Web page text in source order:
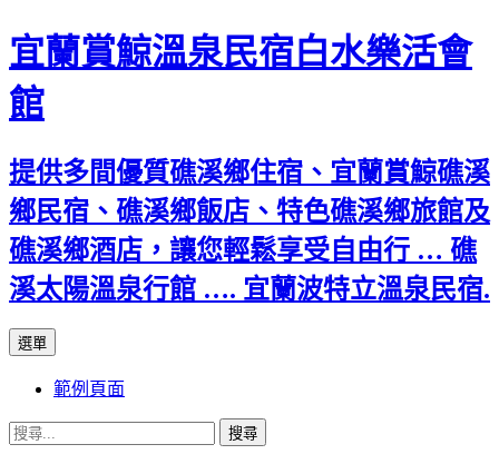
宜蘭賞鯨溫泉民宿白水樂活會
館
提供多間優質礁溪鄉住宿、宜蘭賞鯨礁溪
鄉民宿、礁溪鄉飯店、特色礁溪鄉旅館及
礁溪鄉酒店，讓您輕鬆享受自由行 … 礁
溪太陽溫泉行館 …. 宜蘭波特立溫泉民宿.
選單
主
要
內
範例頁面
搜